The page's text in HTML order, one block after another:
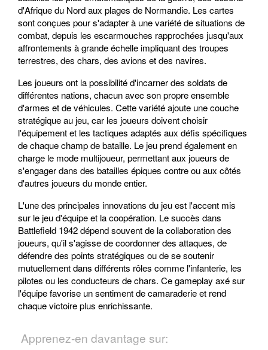
d'Afrique du Nord aux plages de Normandie. Les cartes
sont conçues pour s'adapter à une variété de situations de
combat, depuis les escarmouches rapprochées jusqu'aux
affrontements à grande échelle impliquant des troupes
terrestres, des chars, des avions et des navires.
Les joueurs ont la possibilité d'incarner des soldats de
différentes nations, chacun avec son propre ensemble
d'armes et de véhicules. Cette variété ajoute une couche
stratégique au jeu, car les joueurs doivent choisir
l'équipement et les tactiques adaptés aux défis spécifiques
de chaque champ de bataille. Le jeu prend également en
charge le mode multijoueur, permettant aux joueurs de
s'engager dans des batailles épiques contre ou aux côtés
d'autres joueurs du monde entier.
L'une des principales innovations du jeu est l'accent mis
sur le jeu d'équipe et la coopération. Le succès dans
Battlefield 1942 dépend souvent de la collaboration des
joueurs, qu'il s'agisse de coordonner des attaques, de
défendre des points stratégiques ou de se soutenir
mutuellement dans différents rôles comme l'infanterie, les
pilotes ou les conducteurs de chars. Ce gameplay axé sur
l'équipe favorise un sentiment de camaraderie et rend
chaque victoire plus enrichissante.
Apprenez-en davantage sur: